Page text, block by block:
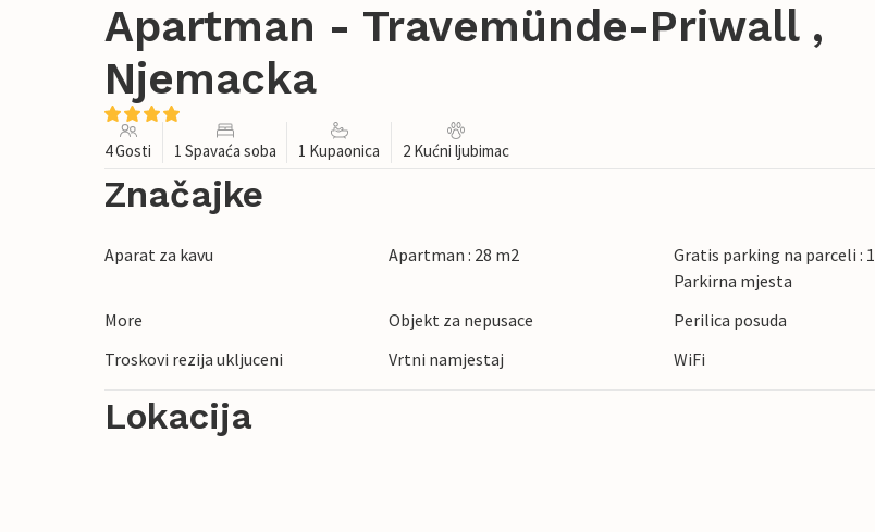
Apartman - Travemünde-Priwall ,
Njemacka
4 Gosti 1 Spavaća soba 1 Kupaonica 2 Kućni ljubimac
Značajke
Aparat za kavu Apartman : 28 m2
Gratis parking na parceli : 1
Parkirna mjesta
More
Objekt za nepusace
Perilica posuda
Troskovi rezija ukljuceni
Vrtni namjestaj WiFi
Lokacija